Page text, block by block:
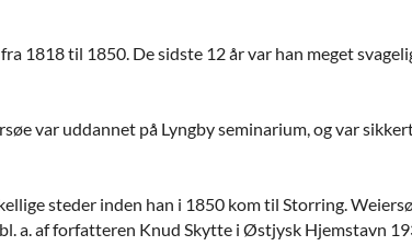
1818 til 1850. De sidste 12 år var han meget
var uddannet på Lyngby seminarium, og var
steder inden han i 1850 kom til Storring.
a. af forfatteren Knud Skytte i Østjysk Hjemstavn